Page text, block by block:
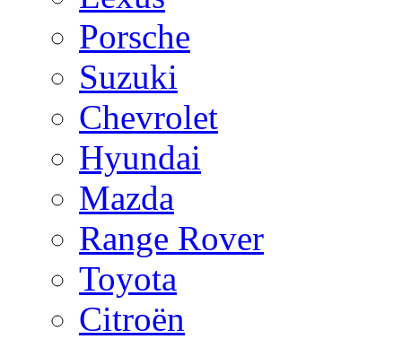
Porsche
Suzuki
Chevrolet
Hyundai
Mazda
Range Rover
Toyota
Citroën